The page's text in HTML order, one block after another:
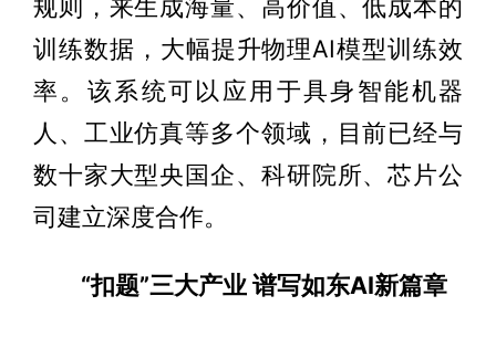
规则，来生成海量、高价值、低成本的
训练数据，大幅提升物理AI模型训练效
率。该系统可以应用于具身智能机器
人、工业仿真等多个领域，目前已经与
数十家大型央国企、科研院所、芯片公
司建立深度合作。
“扣题”三大产业 谱写如东AI新篇章